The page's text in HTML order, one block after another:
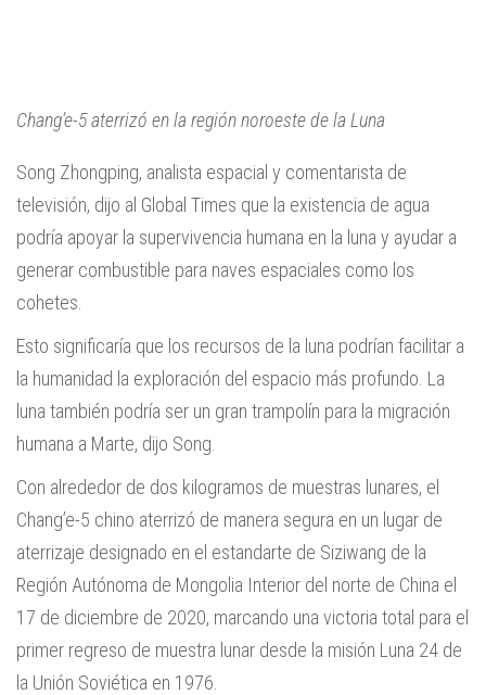
Chang’e-5 aterrizó en la región noroeste de la Luna
Song Zhongping, analista espacial y comentarista de
televisión, dijo al Global Times que la existencia de agua
podría apoyar la supervivencia humana en la luna y ayudar a
generar combustible para naves espaciales como los
cohetes.
Esto significaría que los recursos de la luna podrían facilitar a
la humanidad la exploración del espacio más profundo. La
luna también podría ser un gran trampolín para la migración
humana a Marte, dijo Song.
Con alrededor de dos kilogramos de muestras lunares, el
Chang’e-5 chino aterrizó de manera segura en un lugar de
aterrizaje designado en el estandarte de Siziwang de la
Región Autónoma de Mongolia Interior del norte de China el
17 de diciembre de 2020, marcando una victoria total para el
primer regreso de muestra lunar desde la misión Luna 24 de
la Unión Soviética en 1976.